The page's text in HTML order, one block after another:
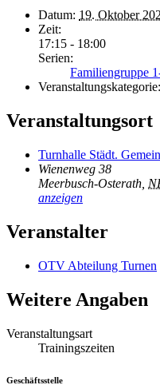
Datum: 19. Oktober
Zeit:
17:15 - 18:00
Serien:
Familiengruppe
Veranstaltungskategorie:
Veranstaltungsort
Turnhalle Städt.
Wienenweg 38
Meerbusch-Osterath
anzeigen
Veranstalter
OTV Abteilung Turnen
Weitere Angaben
Veranstaltungsart
Trainingszeiten
Geschäftsstelle